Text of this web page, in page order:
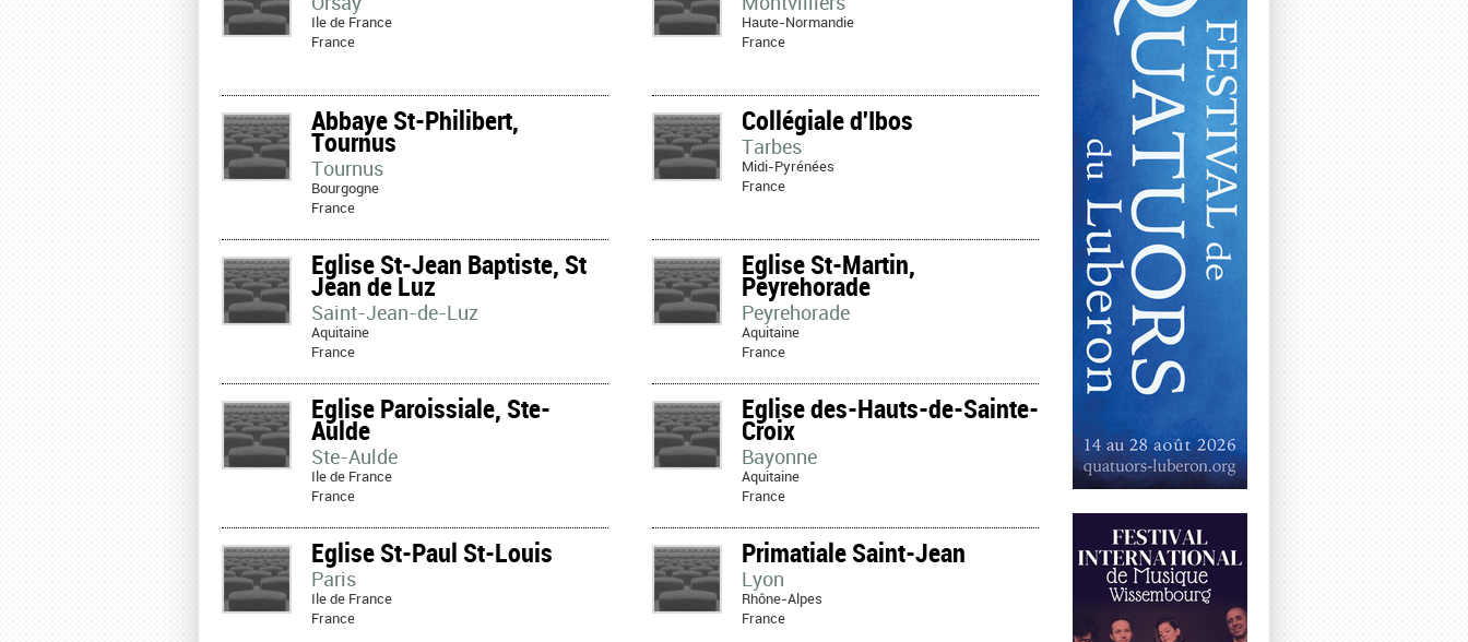
Ile de France
France
Haute-Normandie
France
Abbaye St-Philibert,
Tournus
Tournus
Bourgogne
France
Collégiale d'Ibos
Tarbes
Midi-Pyrénées
France
Eglise St-Jean Baptiste, St
Jean de Luz
Saint-Jean-de-Luz
Aquitaine
France
Eglise St-Martin,
Peyrehorade
Peyrehorade
Aquitaine
France
Eglise Paroissiale, Ste-
Aulde
Ste-Aulde
Ile de France
France
Eglise des-Hauts-de-Sainte-
Croix
Bayonne
Aquitaine
France
Eglise St-Paul St-Louis
Paris
Ile de France
France
Primatiale Saint-Jean
Lyon
Rhône-Alpes
France